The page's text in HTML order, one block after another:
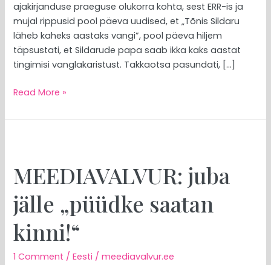
ajakirjanduse praeguse olukorra kohta, sest ERR-is ja
mujal rippusid pool päeva uudised, et „Tõnis Sildaru
läheb kaheks aastaks vangi”, pool päeva hiljem
täpsustati, et Sildarude papa saab ikka kaks aastat
tingimisi vanglakaristust. Takkaotsa pasundati, […]
Read More »
MEEDIAVALVUR: juba
jälle „püüdke saatan
kinni!“
1 Comment /Eesti /meediavalvur.ee
jälle
„püüdke
saatan
kinni!“